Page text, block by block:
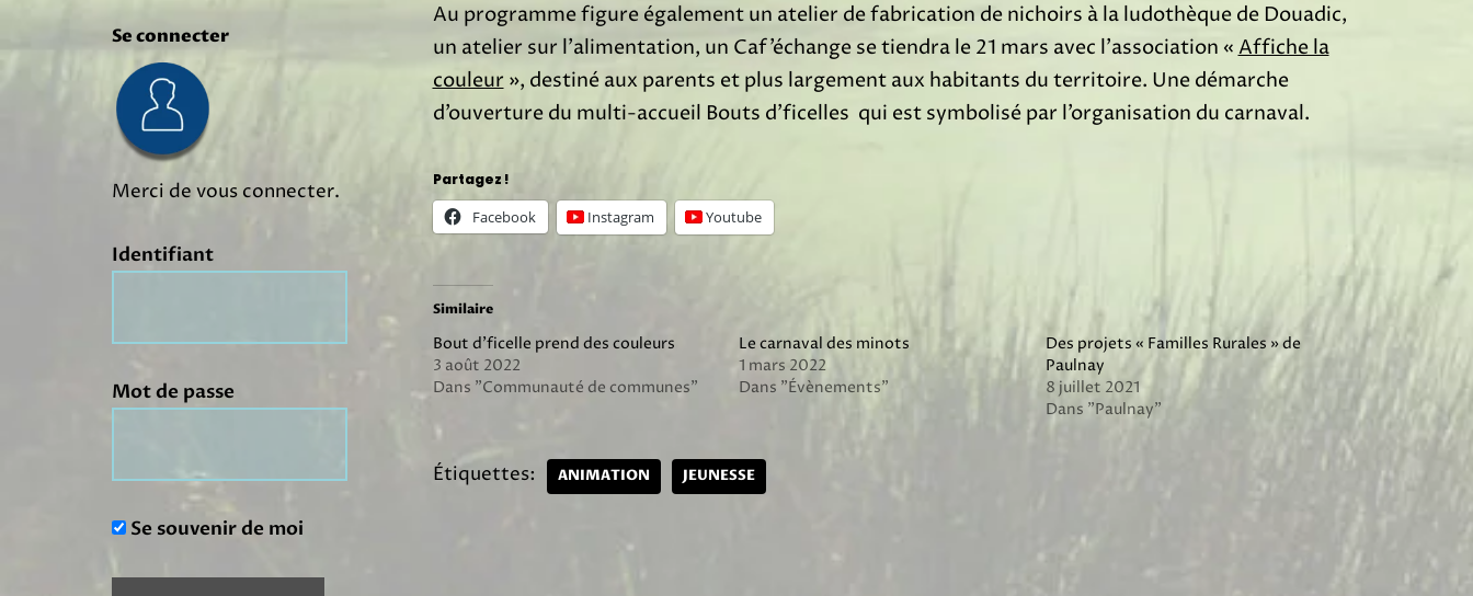
Se connecter
Merci de vous connecter.
Identifiant
Mot de passe
Se souvenir de moi
Au programme figure également un atelier de fabrication de nichoirs à la ludothèque de Douadic,
un atelier sur l’alimentation, un Caf’échange se tiendra le 21 mars avec l’association «Affiche la
couleur», destiné aux parents et plus largement aux habitants du territoire. Une démarche
d’ouverture du multi-accueil Bouts d’ficelles qui est symbolisé par l’organisation du carnaval.
Partagez !
Facebook Instagram Youtube
Similaire
Bout d’ficelle prend des couleurs
3 août 2022
Dans "Communauté de communes"
Le carnaval des minots
1 mars 2022
Dans "Évènements"
Des projets « Familles Rurales » de
Paulnay
8 juillet 2021
Dans "Paulnay"
Étiquettes: ANIMATION JEUNESSE